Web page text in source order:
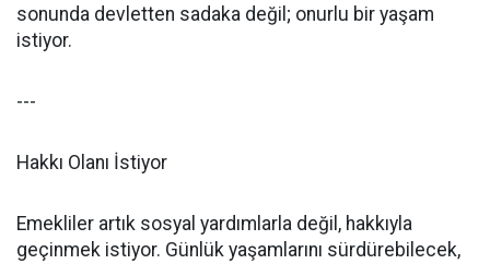
sonunda devletten sadaka değil; onurlu bir yaşam
istiyor.
---
Hakkı Olanı İstiyor
Emekliler artık sosyal yardımlarla değil, hakkıyla
geçinmek istiyor. Günlük yaşamlarını sürdürebilecek,